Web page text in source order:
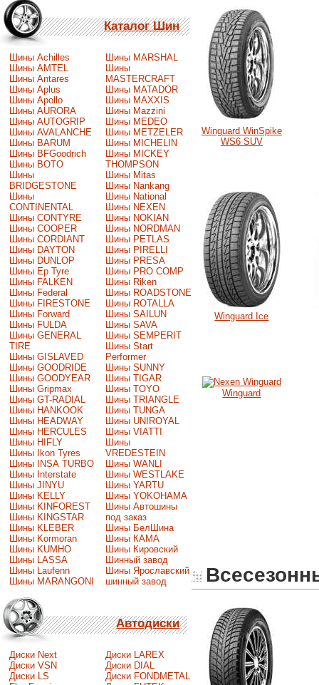
Каталог Шин
Шины Achilles
Шины AMTEL
Шины Antares
Шины Aplus
Шины Apollo
Шины AURORA
Шины AUTOGRIP
Шины AVALANCHE
Шины BARUM
Шины BFGoodrich
Шины BOTO
Шины
BRIDGESTONE
Шины
CONTINENTAL
Шины CONTYRE
Шины COOPER
Шины CORDIANT
Шины DAYTON
Шины DUNLOP
Шины Ep Tyre
Шины FALKEN
Шины Federal
Шины FIRESTONE
Шины Forward
Шины FULDA
Шины GENERAL
TIRE
Шины GISLAVED
Шины GOODRIDE
Шины GOODYEAR
Шины Gripmax
Шины GT-RADIAL
Шины HANKOOK
Шины HEADWAY
Шины HERCULES
Шины HIFLY
Шины Ikon Tyres
Шины INSA TURBO
Шины Interstate
Шины JINYU
Шины KELLY
Шины KINFOREST
Шины KINGSTAR
Шины KLEBER
Шины Kormoran
Шины KUMHO
Шины LASSA
Шины Laufenn
Шины MARANGONI
Шины MARSHAL
Шины
MASTERCRAFT
Шины MATADOR
Шины MAXXIS
Шины Mazzini
Шины MEDEO
Шины METZELER
Шины MICHELIN
Шины MICKEY
THOMPSON
Шины Mitas
Шины Nankang
Шины National
Шины NEXEN
Шины NOKIAN
Шины NORDMAN
Шины PETLAS
Шины PIRELLI
Шины PRESA
Шины PRO COMP
Шины Riken
Шины ROADSTONE
Шины ROTALLA
Шины SAILUN
Шины SAVA
Шины SEMPERIT
Шины Start
Performer
Шины SUNNY
Шины TIGAR
Шины TOYO
Шины TRIANGLE
Шины TUNGA
Шины UNIROYAL
Шины VIATTI
Шины
VREDESTEIN
Шины WANLI
Шины WESTLAKE
Шины YARTU
Шины YOKOHAMA
Шины Автошины
под заказ
Шины БелШина
Шины КАМА
Шины Кировский
Шинный завод
Шины Ярославский
шинный завод
Автодиски
Диски Next
Диски VSN
Диски LS
Диски LAREX
Диски DIAL
Диски FONDMETAL
Winguard WinSpike
WS6 SUV
Winguard Ice
Winguard